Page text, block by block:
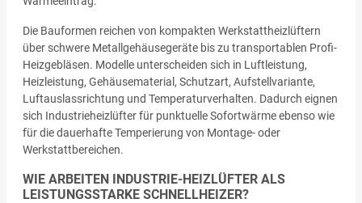
Die Bauformen reichen von kompakten Werkstattheizlüftern
über schwere Metallgehäusegeräte bis zu transportablen Profi-
Heizgebläsen. Modelle unterscheiden sich in Luftleistung,
Heizleistung, Gehäusematerial, Schutzart, Aufstellvariante,
Luftauslassrichtung und Temperaturverhalten. Dadurch eignen
sich Industrieheizlüfter für punktuelle Sofortwärme ebenso wie
für die dauerhafte Temperierung von Montage- oder
Werkstattbereichen.
WIE ARBEITEN INDUSTRIE-HEIZLÜFTER ALS
LEISTUNGSSTARKE SCHNELLHEIZER?